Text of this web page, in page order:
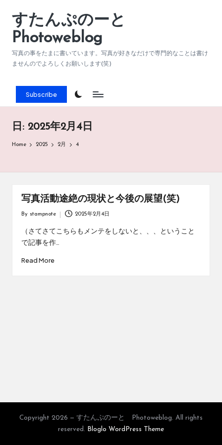
content
すたんぷのーと
Photoweblog
写真の事をたまに書いています。写真が好きなだけで専門的なことは書け
ませんのでよろしくお願いします(笑)
Subscribe
日: 2025年2月4日
Home 2025 2月 4
写真活動途絶の現状と今後の展望(笑)
by
By stampnote 2025年2月4日
（さてさてこちらもメンテをしないと、、、ということ
で記事を作…
Read More
Copyright 2026 — すたんぷのーと Photoweblog. All rights
reserved.
Bloglo WordPress Theme